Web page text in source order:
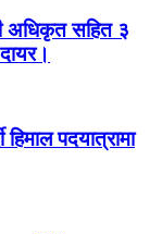
अधिकृत सहित ३
हिमाल पदयात्रामा